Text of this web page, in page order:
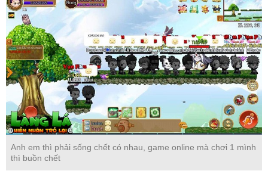
Anh em thì phải sống chết có nhau, game online mà chơi 1 mình
thì buồn chết